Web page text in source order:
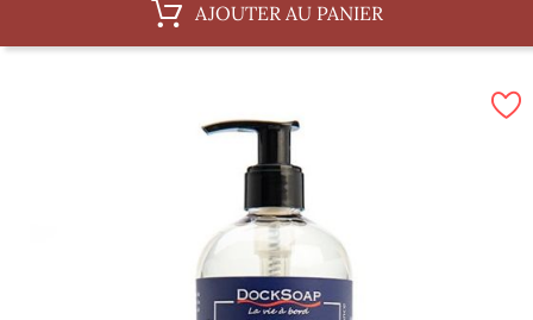
AJOUTER AU PANIER